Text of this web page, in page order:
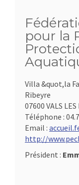
pour la
Villa &quot,la
Ribeyre
07600 VALS LES
Téléphone :
Email :
http://
Président :